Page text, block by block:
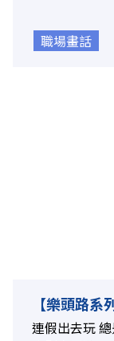
職場畫話
【樂頭路
連假出去玩